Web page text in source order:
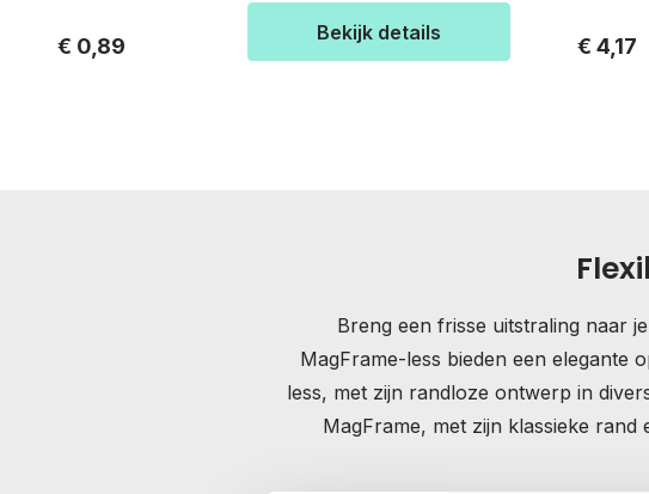
€ 0,89
Bekijk details
elke
Losse
€ 4,17
Breng een frisse uitstraling naar
MagFrame-less bieden een elegante
less, met zijn randloze ontwerp in
MagFrame, met zijn klassieke